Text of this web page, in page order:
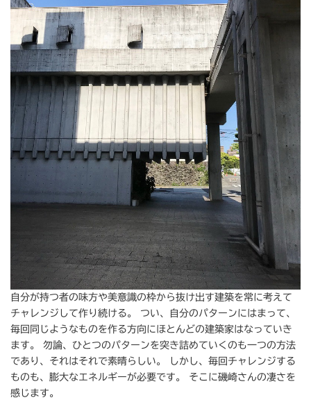
自分が持つ者の味方や美意識の枠から抜け出す建築を常に考えて
チャレンジして作り続ける。 つい、自分のパターンにはまって、
毎回同じようなものを作る方向にほとんどの建築家はなっていき
ます。 勿論、ひとつのパターンを突き詰めていくのも一つの方法
であり、それはそれで素晴らしい。 しかし、毎回チャレンジする
ものも、膨大なエネルギーが必要です。 そこに磯崎さんの凄さを
感じます。